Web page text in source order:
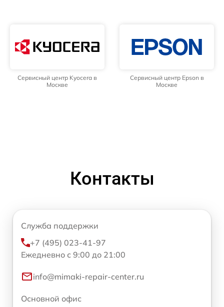
Сервисный центр Kyocera в
Москве
Сервисный центр Epson в
Москве
Контакты
Служба поддержки
+7 (495) 023-41-97
Ежедневно с 9:00 до 21:00
info@mimaki-repair-center.ru
Основной офис